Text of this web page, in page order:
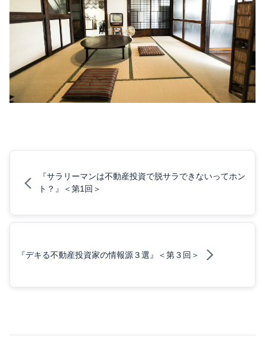
『サラリーマンは不動産投資で脱サラできないってホン
ト？』＜第1回＞
『デキる不動産投資家の情報源３選』＜第３回＞